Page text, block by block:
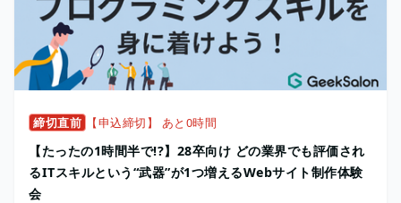
締切直前 【申込締切】 あと0時間
【たったの1時間半で!?】28卒向け どの業界でも評価され
るITスキルという“武器”が1つ増えるWebサイト制作体験
会